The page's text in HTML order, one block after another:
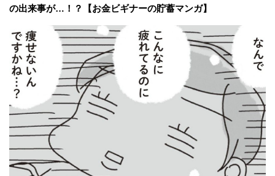
の出来事が…！？【お金ビギナーの貯蓄マンガ】